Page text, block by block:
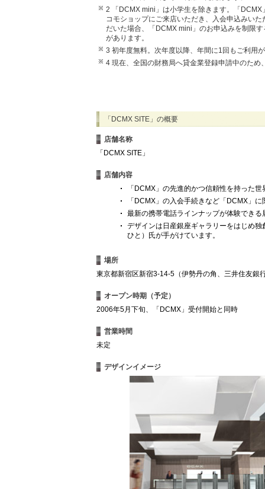
2 「DCMX mini」は小学生を除きます。「
コモショップにご来店いただき、入会申込みい
だいた場合、「DCMX mini」のお申込みを制限
があります。
3 初年度無料。次年度以降、年間に1回もご利用
4 現在、全国の財務局へ貸金業登録申請中のた
「DCMX SITE」の概要
店舗名称
「DCMX SITE」
店舗内容
「DCMX」の先進的かつ信頼性を持った
「DCMX」の入会手続きなど「DCMX」
最新の携帯電話ラインナップが体験でき
デザインは日産銀座ギャラリーをはじめ
ひと）氏が手がけています。
場所
東京都新宿区新宿3-14-5（伊勢丹の角、三井住友銀
オープン時期（予定）
2006年5月下旬、「DCMX」受付開始と同時
営業時間
未定
デザインイメージ